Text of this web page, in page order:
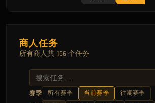
商人任务
所有商人共 156 个任务
赛季 所有赛季 当前赛季
往期赛季